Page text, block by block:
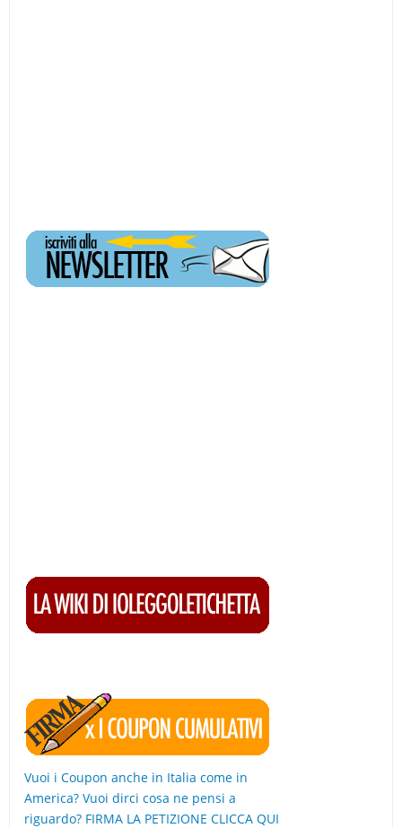
Vuoi i Coupon anche in Italia come in
America? Vuoi dirci cosa ne pensi a
riguardo? FIRMA LA PETIZIONE CLICCA QUI